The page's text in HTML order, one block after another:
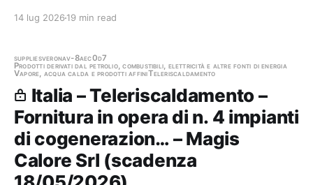
CARTONE (CER 15.01.01) NEL TERRITORIO DEL
appaltante: Gare Amiu Genova Scadenza…
14 lug 2026 19 min read
suppliesveronav-8aec0d7
Prodotti derivati dal petrolio, combustibili, elettricità e altre fonti di energia
Vapore, acqua calda e prodotti affiniTeleriscaldamento
Italia – Teleriscaldamento –
Fornitura in opera di n. 4 impianti
di cogenerazion… – Magis
Calore Srl (scadenza